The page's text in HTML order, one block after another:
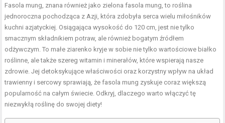
Fasola mung, znana również jako zielona fasola mung, to roślina
jednoroczna pochodząca z Azji, która zdobyła serca wielu miłośników
kuchni azjatyckiej. Osiągająca wysokość do 120 cm, jest nie tylko
smacznym składnikiem potraw, ale również bogatym źródłem
odżywczym. To małe ziarenko kryje w sobie nie tylko wartościowe białko
roślinne, ale także szereg witamin i minerałów, które wspierają nasze
zdrowie. Jej detoksykujące właściwości oraz korzystny wpływ na układ
trawienny i sercowy sprawiają, że fasola mung zyskuje coraz większą
popularność na całym świecie. Odkryj, dlaczego warto włączyć tę
niezwykłą roślinę do swojej diety!